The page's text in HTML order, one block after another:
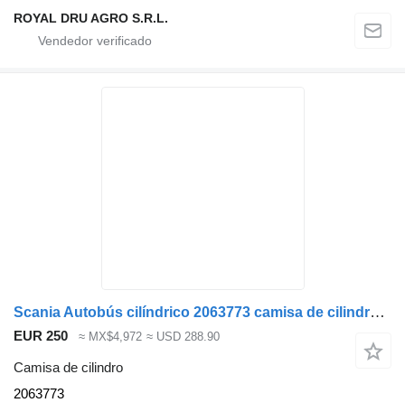
ROYAL DRU AGRO S.R.L.
Scania Autobús cilíndrico 2063773 camisa de cilindro para camión
EUR 250 ≈ MX$4,972 ≈ USD 288.90
Camisa de cilindro
2063773